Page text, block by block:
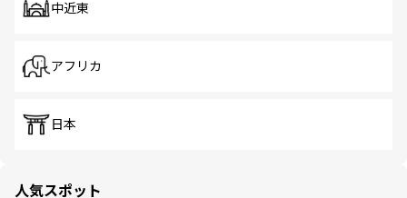
中近東
アフリカ
日本
人気スポット